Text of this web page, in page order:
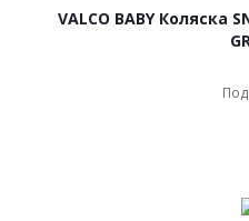
VALCO BABY Коляска
Под